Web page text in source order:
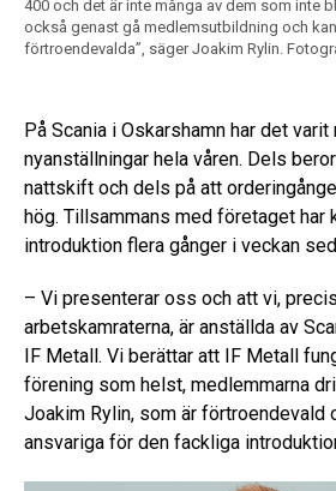
400 och det är inte många av dem som inte
också genast gå medlemsutbildning och
förtroendevalda”, säger Joakim Rylin.
På Scania i Oskarshamn har det varit
nyanställningar hela våren. Dels
nattskift och dels på att
hög. Tillsammans med företaget har
introduktion flera gånger i veckan
– Vi presenterar oss och att vi,
arbetskamraterna, är anställda av
IF Metall. Vi berättar att IF Metall
förening som helst, medlemmarna
Joakim Rylin, som är förtroendevald
ansvariga för den fackliga